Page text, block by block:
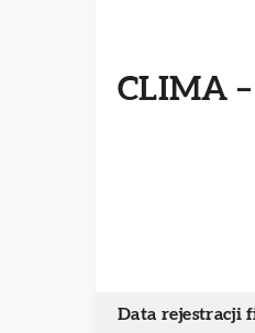
CLIMA
Data rejestracji